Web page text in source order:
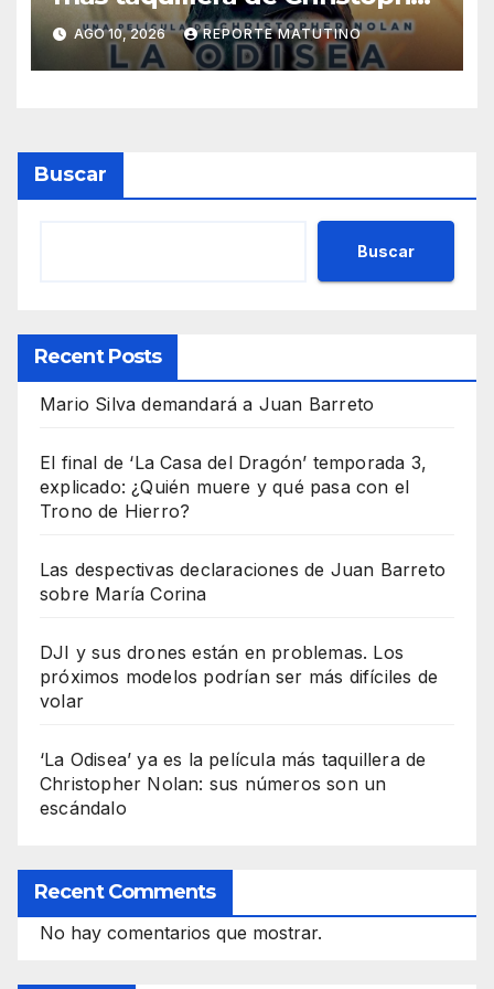
Nolan: sus números son un
escándalo
AGO 10, 2026 REPORTE MATUTINO
Buscar
Buscar
Recent Posts
Mario Silva demandará a Juan Barreto
El final de ‘La Casa del Dragón’ temporada 3,
explicado: ¿Quién muere y qué pasa con el
Trono de Hierro?
Las despectivas declaraciones de Juan Barreto
sobre María Corina
DJI y sus drones están en problemas. Los
próximos modelos podrían ser más difíciles de
volar
‘La Odisea’ ya es la película más taquillera de
Christopher Nolan: sus números son un
escándalo
Recent Comments
No hay comentarios que mostrar.